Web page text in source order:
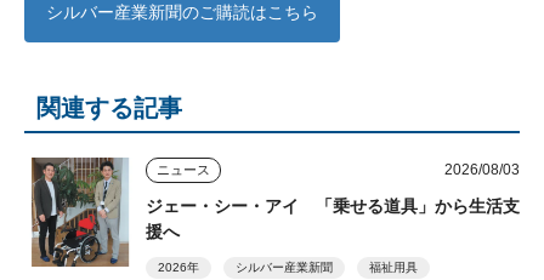
シルバー産業新聞のご購読はこちら
関連する記事
ニュース 2026/08/03
ジェー・シー・アイ 「乗せる道具」から生活支
援へ
2026年 シルバー産業新聞 福祉用具